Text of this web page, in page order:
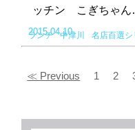
ッチン こぎちゃ
2015.04.10
ランチ 中津川 名店百選シ
≪ Previous 1 2